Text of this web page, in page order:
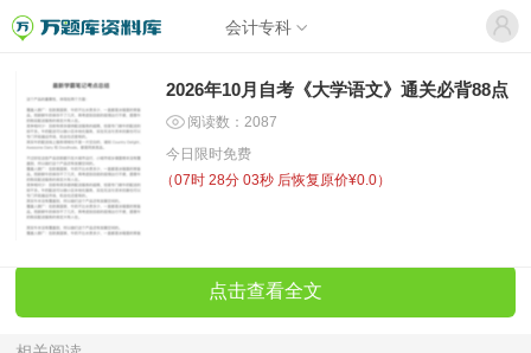
会计专科
2026年10月自考《大学语文》通关必背88点
阅读数：2087
今日限时免费
（07时 28分 03秒 后恢复原价¥0.0）
点击查看全文